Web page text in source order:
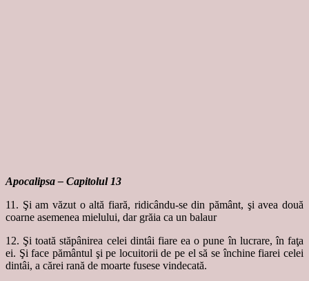
Apocalipsa – Capitolul 13
11. Şi am văzut o altă fiară, ridicându-se din pământ, şi avea două
coarne asemenea mielului, dar grăia ca un balaur
12. Şi toată stăpânirea celei dintâi fiare ea o pune în lucrare, în faţa
ei. Şi face pământul şi pe locuitorii de pe el să se închine fiarei celei
dintâi, a cărei rană de moarte fusese vindecată.